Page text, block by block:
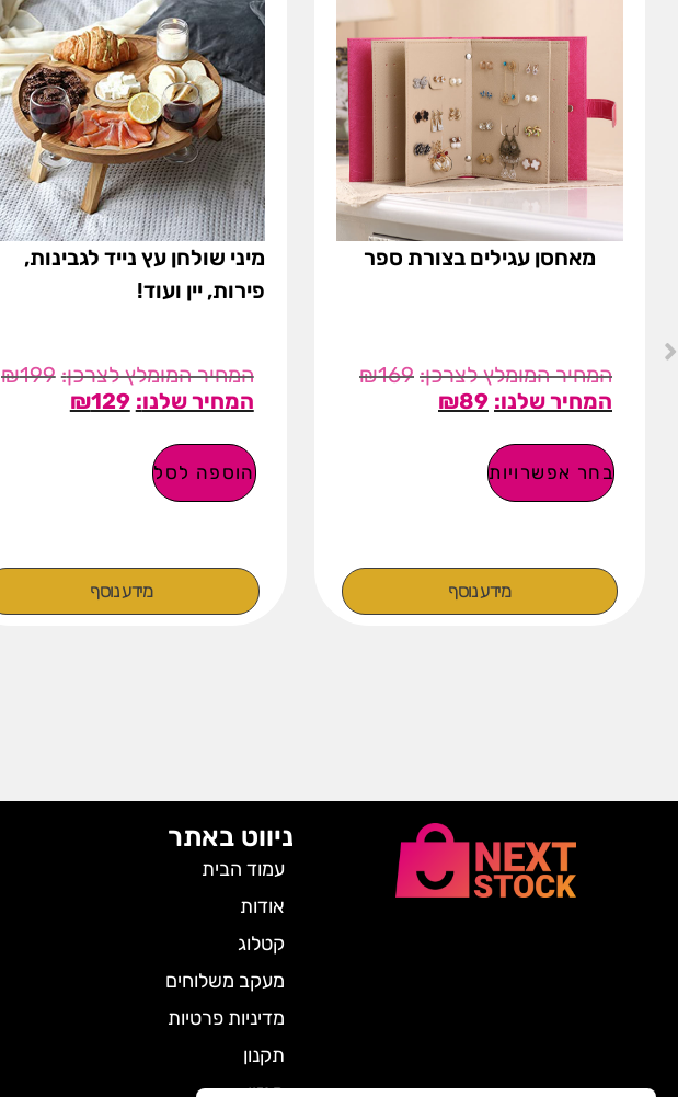
מאחסן עגילים בצורת ספר
₪169
₪89
בחר אפשרויות
מידע נוסף
מיני שולחן עץ נייד לגבינות,
פירות, יין ועוד!
₪199
₪129
הוספה לסל
מידע נוסף
ניווט באתר
עמוד הבית
אודות
קטלוג
מעקב משלוחים
מדיניות פרטיות
תקנון